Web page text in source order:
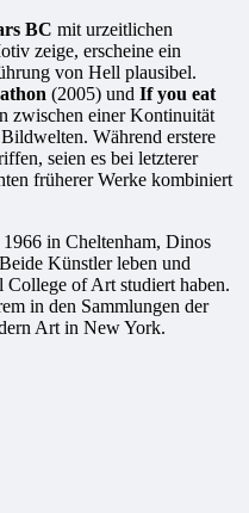
BC mit urzeitlichen
zeige, erscheine ein
von Hell plausibel.
(2005) und If you eat
zwischen einer Kontinuität
Während erstere
seien es bei letzterer
früherer Werke kombiniert
in Cheltenham, Dinos
Künstler leben und
of Art studiert haben.
in den Sammlungen der
Art in New York.